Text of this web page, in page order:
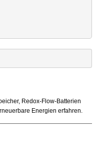
de-AT
Redox-Flow-Batterien
Energien erfahren.